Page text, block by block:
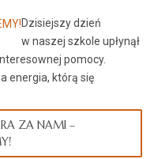
Dzisiejszy dzień
w naszej szkole upłynął
pomocy.
energia, którą się
ZA NAMI –